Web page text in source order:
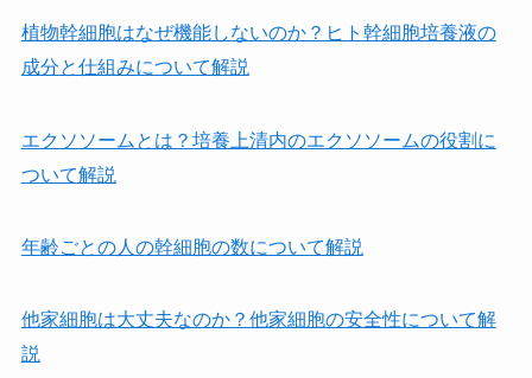
植物幹細胞はなぜ機能しないのか？ヒト幹細胞培養液の
成分と仕組みについて解説
エクソソームとは？培養上清内のエクソソームの役割に
ついて解説
年齢ごとの人の幹細胞の数について解説
他家細胞は⼤丈夫なのか？他家細胞の安全性について解
説